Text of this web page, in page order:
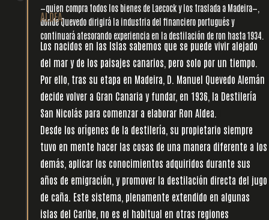
—quien compra todos los bienes de Laecock y los traslada a Madeira—,
donde Quevedo dirigirá la industria del financiero portugués y
continuará atesorando experiencia en la destilación de ron hasta 1934.
ALDEA
Los nacidos en las Islas sabemos que se puede vivir alejado
del mar y de los paisajes canarios, pero solo por un tiempo.
Por ello, tras su etapa en Madeira, D. Manuel Quevedo Alemán
decide volver a Gran Canaria y fundar, en 1936, la Destilería
San Nicolás para comenzar a elaborar Ron Aldea.
Desde los orígenes de la destilería, su propietario siempre
tuvo en mente hacer las cosas de una manera diferente a los
demás, aplicar los conocimientos adquiridos durante sus
años de emigración, y promover la destilación directa del jugo
de caña. Este sistema, plenamente extendido en algunas
islas del Caribe, no es el habitual en otras regiones